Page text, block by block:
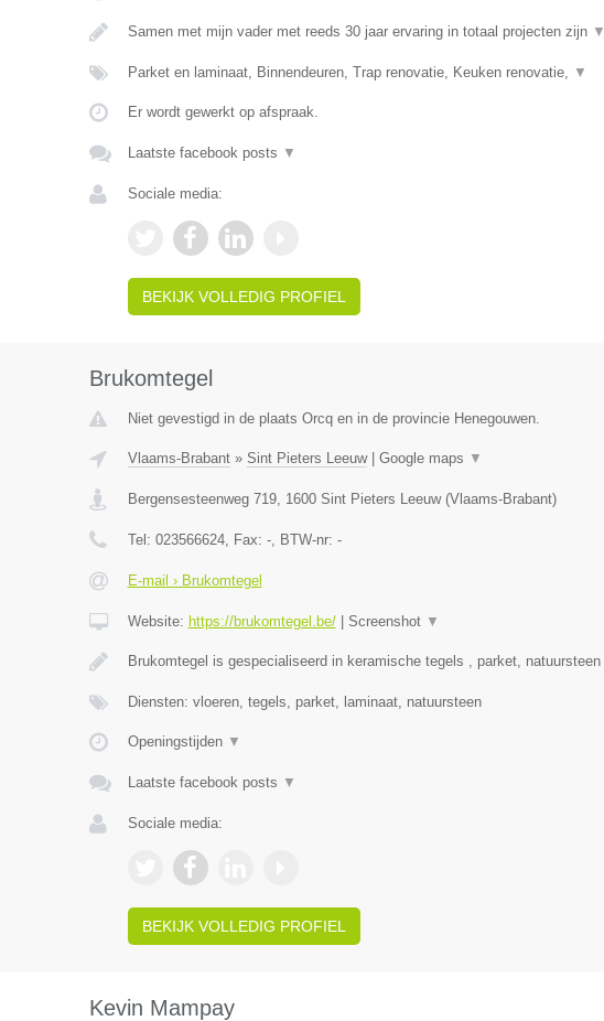
Samen met mijn vader met reeds 30 jaar ervaring in totaal projecten zijn ▼
Parket en laminaat, Binnendeuren, Trap renovatie, Keuken renovatie, ▼
Er wordt gewerkt op afspraak.
Laatste facebook posts ▼
Sociale media:
BEKIJK VOLLEDIG PROFIEL
Brukomtegel
Niet gevestigd in de plaats Orcq en in de provincie Henegouwen.
Vlaams-Brabant» Sint Pieters Leeuw| Google maps ▼
Bergensesteenweg 719, 1600 Sint Pieters Leeuw(Vlaams-Brabant)
Tel: 023566624, Fax: -, BTW-nr: -
E-mail › Brukomtegel
Website: https://brukomtegel.be/| Screenshot ▼
Brukomtegel is gespecialiseerd in keramische tegels , parket, natuursteen
Diensten: vloeren, tegels, parket, laminaat, natuursteen
Openingstijden ▼
Laatste facebook posts ▼
Sociale media:
BEKIJK VOLLEDIG PROFIEL
Kevin Mampay